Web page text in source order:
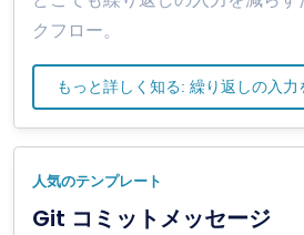
クフロー。
もっと詳しく知る: 繰り返しの入
人気のテンプレート
Git コミットメッセージ